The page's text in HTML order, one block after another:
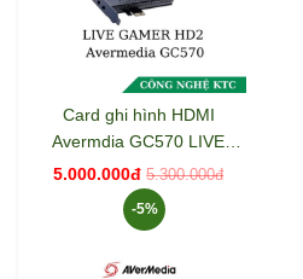
Card ghi hình HDMI
Avermdia GC570 LIVE
GAMER HD2 FULL HD
1080
5.000.000đ 5.300.000đ
-5%